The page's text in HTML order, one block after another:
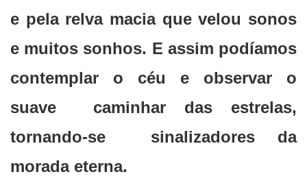
e pela relva macia que velou sonos
e muitos sonhos. E assim podíamos
contemplar o céu e observar o
suave caminhar das estrelas,
tornando-se sinalizadores da
morada eterna.